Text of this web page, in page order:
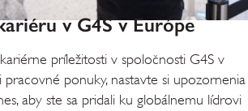
v G4S v Európe
príležitosti v spoločnosti G4S v
pracovné ponuky, nastavte si upozornenia
aby ste sa pridali ku globálnemu lídrovi